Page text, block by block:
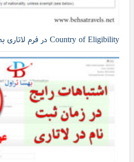
Country of Eligibility در فرم لاتاری به چه معناست؟